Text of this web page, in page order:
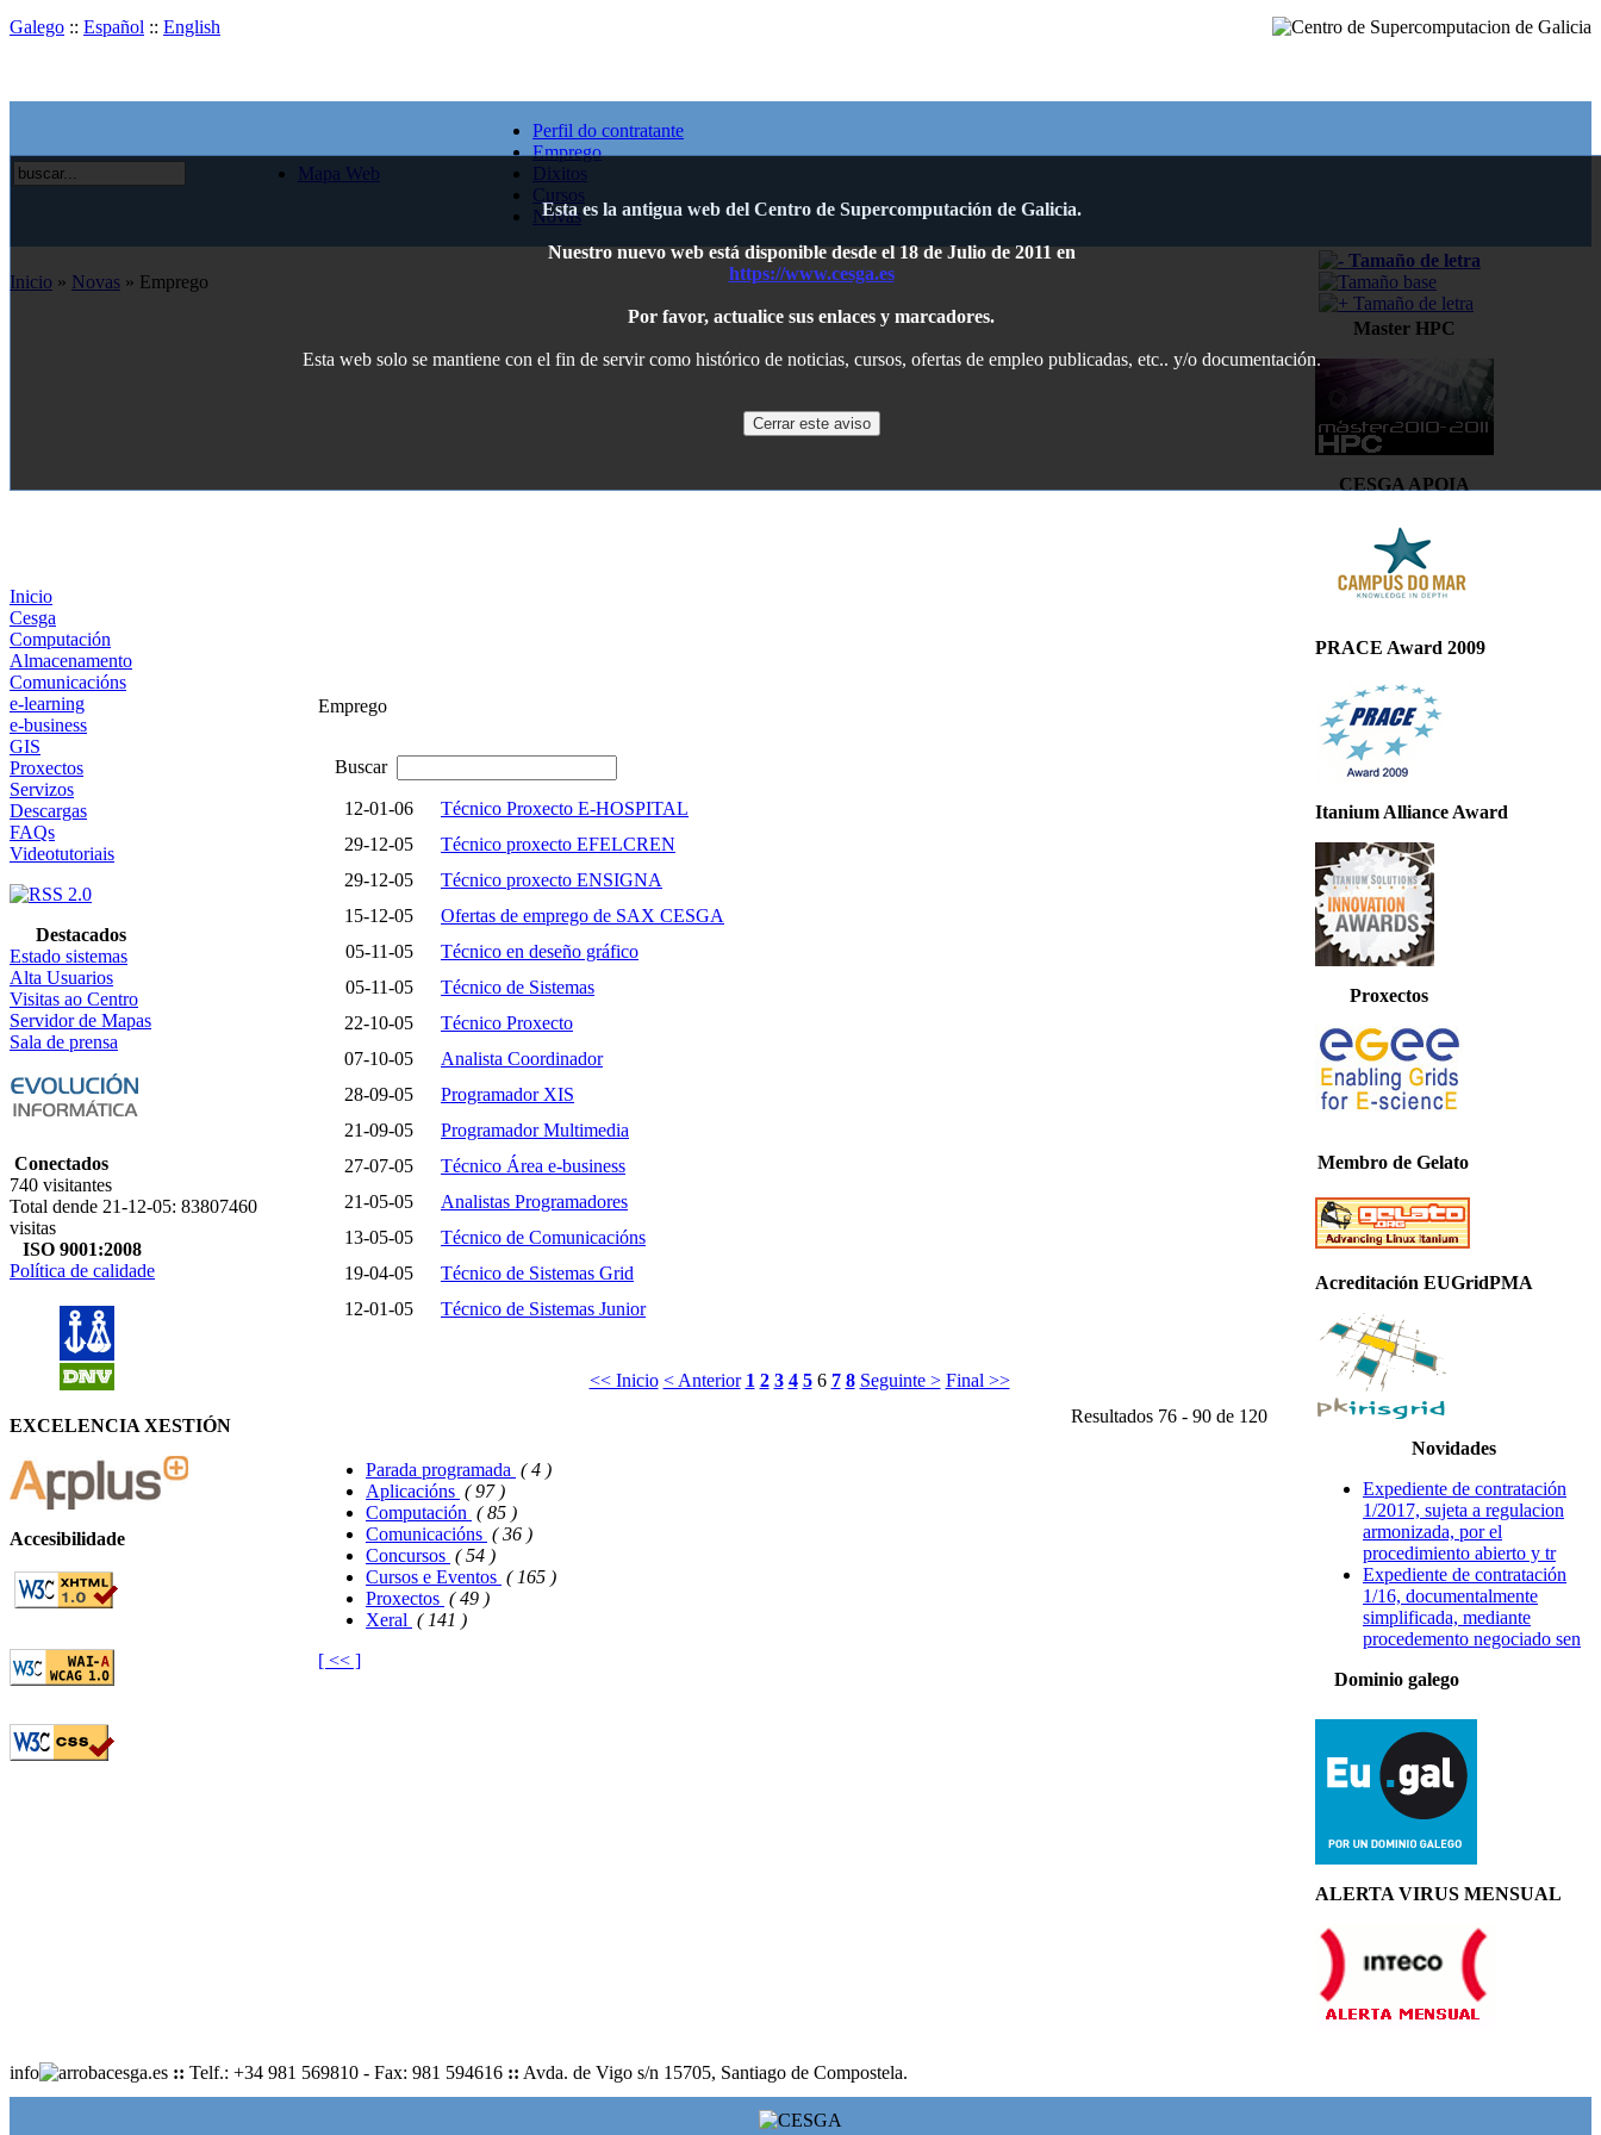
Esta es la antigua web del Centro de Supercomputación de Galicia.
Nuestro nuevo web está disponible desde el 18 de Julio de 2011 en
https://www.cesga.es
Por favor, actualice sus enlaces y marcadores.
Esta web solo se mantiene con el fin de servir como histórico de noticias, cursos, ofertas de empleo publicadas, etc.. y/o documentación.
Galego :: Español :: English
Mapa Web
Perfil do contratante
Emprego
Dixitos
Cursos
Novas
Inicio » Novas » Emprego
Inicio
Cesga
Computación
Almacenamento
Comunicacións
e-learning
e-business
GIS
Proxectos
Servizos
Descargas
FAQs
Videotutoriais
Destacados
Estado sistemas
Alta Usuarios
Visitas ao Centro
Servidor de Mapas
Sala de prensa
Conectados
740 visitantes
Total dende 21-12-05: 83807460
visitas
ISO 9001:2008
Política de calidade
EXCELENCIA XESTIÓN
Accesibilidade
Emprego
Buscar
12-01-06
Técnico Proxecto E-HOSPITAL
29-12-05
Técnico proxecto EFELCREN
29-12-05
Técnico proxecto ENSIGNA
15-12-05
Ofertas de emprego de SAX CESGA
05-11-05
Técnico en deseño gráfico
05-11-05
Técnico de Sistemas
22-10-05
Técnico Proxecto
07-10-05
Analista Coordinador
28-09-05
Programador XIS
21-09-05
Programador Multimedia
27-07-05
Técnico Área e-business
21-05-05
Analistas Programadores
13-05-05
Técnico de Comunicacións
19-04-05
Técnico de Sistemas Grid
12-01-05
Técnico de Sistemas Junior
<< Inicio < Anterior 1 2 3 4 5 6 7 8 Seguinte > Final >>
Resultados 76 - 90 de 120
Parada programada ( 4 )
Aplicacións ( 97 )
Computación ( 85 )
Comunicacións ( 36 )
Concursos ( 54 )
Cursos e Eventos ( 165 )
Proxectos ( 49 )
Xeral ( 141 )
[ << ]
Master HPC
CESGA APOIA
PRACE Award 2009
Itanium Alliance Award
Proxectos
Membro de Gelato
Acreditación EUGridPMA
Novidades
Expediente de contratación
1/2017, sujeta a regulacion
armonizada, por el
procedimiento abierto y tr
Expediente de contratación
1/16, documentalmente
simplificada, mediante
procedemento negociado sen
Dominio galego
ALERTA VIRUS MENSUAL
info cesga.es :: Telf.: +34 981 569810 - Fax: 981 594616 :: Avda. de Vigo s/n 15705, Santiago de Compostela.